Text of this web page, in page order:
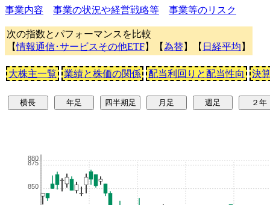
事業内容 事業の状況や経営戦略等 事業等のリスク
次の指数とパフォーマンスを比較
【情報通信･サービスその他ETF】【為替】【 日経平均 】
大株主一覧 業績と株価の関係 配当利回りと配当性向 決